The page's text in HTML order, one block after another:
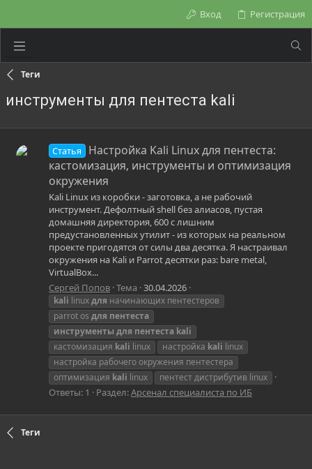
Вход Регистрация
Теги
инструменты для пентеста kali
Статья
Настройка Kali Linux для пентеста:
кастомизация, инструменты и оптимизация
окружения
Kali Linux из коробки - заготовка, а не рабочий
инструмент. Дефолтный shell без алиасов, пустая
домашняя директория, 600 с лишним
предустановленных утилит - из которых на реальном
проекте пригодятся от силы два десятка. Я настраивал
окружения на Kali и Parrot десятки раз: bare metal,
VirtualBox...
Сергей Попов Тема 30.04.2026
kali linuxдля начинающих пентестеров
parrot os для пентеста
инструменты для пентеста kali
кастомизация kali linux настройка kali linux
настройка рабочего окружения пентестера
оптимизация kali linux пентест дистрибутив linux
Ответы: 1 Раздел:Арсенал специалиста по ИБ
Теги